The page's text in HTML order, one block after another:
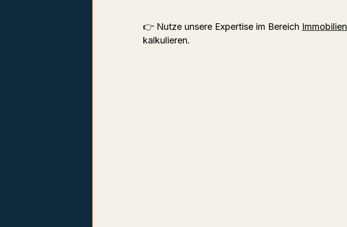
👉 Nutze unsere Expertise im Bereich Immobilien
kalkulieren.